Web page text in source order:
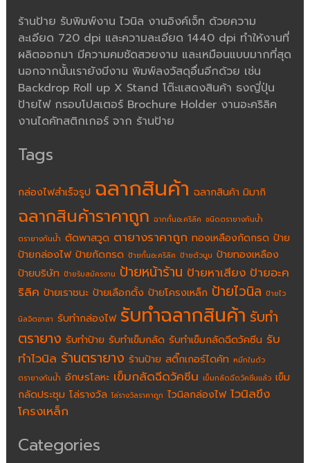
ร้านป้าย รับพิมพ์งาน ไวนิล งานอิงค์เจ็ท ด้วยความ
ละเอียด 720 dpi และความละเอียด 1440 dpi ทำให้งานที่
ผลิตออกมา มีความคมชัดสวยงาม และเหมือนแบบมากที่สุด
นอกจากนั้นเรายังมีงาน พิมพ์ลงวัสดุอื่นอีกด้วย เช่น
Backdrop Roll up X Stand โต๊ะแสดงสินค้า ธงญี่ปุ่น
ป้ายไฟ กรอบโปสเตอร์ Brochure Holder งานอะคริลิค
งานไดคัทสติกเกอร์ จาก ร้านป้าย
Tags
กล่องไฟสำเร็จรูป ฉลากสินค้า ฉลากสินค้า มิมากิ
ฉลากสินค้าราคาถูก ฉากกั้นอะคริลิค ชนิดตรายางกันน้ำ
ตรายางกันน้ำ ตัดพาสวูด ตายางราคาถูก ทองเหลืองกัดกรด ป้าย
ป้ายกล่องไฟ ป้ายกัดกรด ป้ายกั้นอะคริลิค ป้ายตัวนูน ป้ายทองเหลือง
ป้ายบริษัท ป้ายรับสมัครงาน ป้ายหน้าร้าน ป้ายหาเสียง ป้ายอะค
ริลิค ป้ายเราชนะ ป้ายเลือกตั้ง ป้ายโครงเหล็ก ป้ายไวนิล ป้ายไว
นิลจิตอาสา รับทำกล่องไฟ รับทำฉลากสินค้า รับทำ
ตรายาง รับทำป้าย รับทำเข็มกลัด รับทำเข็มกลัดฉีดวัคซีน รับ
ทำไวนิล ร้านตรายาง ร้านป้าย สติ๊กเกอร์ไดคัท หมึกในตัว
ตรายางกันน้ำ อักษรโลหะ เข็มกลัดฉีดวัคซีน เข็มกลัดฉีดวัคซีนแล้ว เข็ม
กลัดประชุม โล่รางวัล โล่รางวัลราคาถูก ไวนิลกล่องไฟ ไวนิลขึง
โครงเหล็ก
Categories